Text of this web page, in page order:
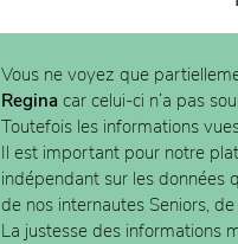
Vous ne voyez que
Regina car celui-ci n’a pas
Toutefois les informations
Il est important pour notre
indépendant sur les données
de nos internautes Seniors,
La justesse des informations